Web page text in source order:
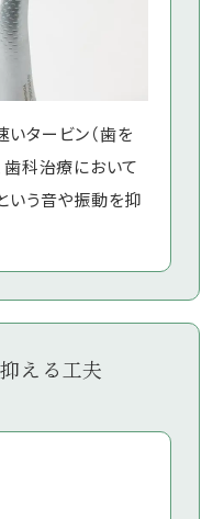
タービン（歯を
歯科治療において
いう音や振動を抑
える工夫